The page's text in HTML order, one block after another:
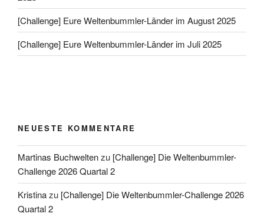
[Challenge] Eure Weltenbummler-Länder im August 2025
[Challenge] Eure Weltenbummler-Länder im Juli 2025
NEUESTE KOMMENTARE
Martinas Buchweltenzu [Challenge] Die Weltenbummler-
Challenge 2026 Quartal 2
Kristinazu [Challenge] Die Weltenbummler-Challenge 2026
Quartal 2